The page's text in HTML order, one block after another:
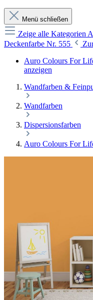
Menü schließen
Zeige alle Kategorien
Deckenfarbe Nr. 555
Auro Colours For
anzeigen
Wandfarben &
Wandfarben
Dispersionsfarben
Auro Colours For